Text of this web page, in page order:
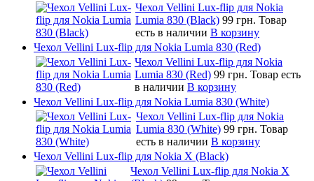
Чехол Vellini Lux-flip для Nokia
Lumia 830 (Black) 99 грн. Товар
есть в наличии В корзину
Чехол Vellini Lux-flip для Nokia Lumia 830 (Red)
Чехол Vellini Lux-flip для Nokia
Lumia 830 (Red) 99 грн. Товар есть
в наличии В корзину
Чехол Vellini Lux-flip для Nokia Lumia 830 (White)
Чехол Vellini Lux-flip для Nokia
Lumia 830 (White) 99 грн. Товар
есть в наличии В корзину
Чехол Vellini Lux-flip для Nokia X (Black)
Чехол Vellini Lux-flip для Nokia X